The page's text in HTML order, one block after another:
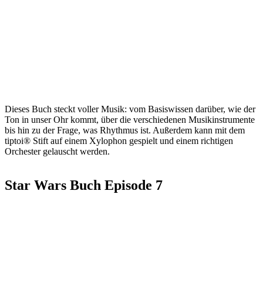
Dieses Buch steckt voller Musik: vom Basiswissen darüber, wie der
Ton in unser Ohr kommt, über die verschiedenen Musikinstrumente
bis hin zu der Frage, was Rhythmus ist. Außerdem kann mit dem
tiptoi® Stift auf einem Xylophon gespielt und einem richtigen
Orchester gelauscht werden.
Star Wars Buch Episode 7